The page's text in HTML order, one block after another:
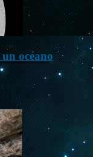
océano